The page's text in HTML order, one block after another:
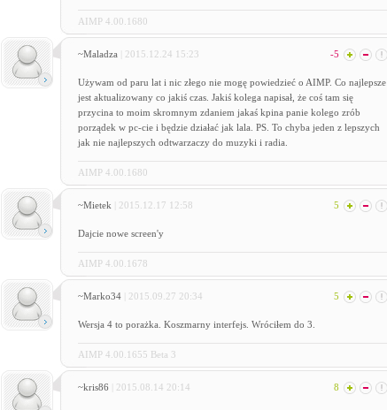
AIMP 4.00.1680
~Maladza | 2015.12.24 15:23 -5
Używam od paru lat i nic złego nie mogę powiedzieć o AIMP. Co najlepsze
jest aktualizowany co jakiś czas. Jakiś kolega napisał, że coś tam się
przycina to moim skromnym zdaniem jakaś kpina panie kolego zrób
porządek w pc-cie i będzie działać jak lala. PS. To chyba jeden z lepszych
jak nie najlepszych odtwarzaczy do muzyki i radia.
AIMP 4.00.1680
~Mietek | 2015.12.17 12:58 5
Dajcie nowe screen'y
AIMP 4.00.1678
~Marko34 | 2015.09.27 20:34 5
Wersja 4 to porażka. Koszmarny interfejs. Wróciłem do 3.
AIMP 4.00.1655 Beta 3
~kris86 | 2015.08.14 20:14 8